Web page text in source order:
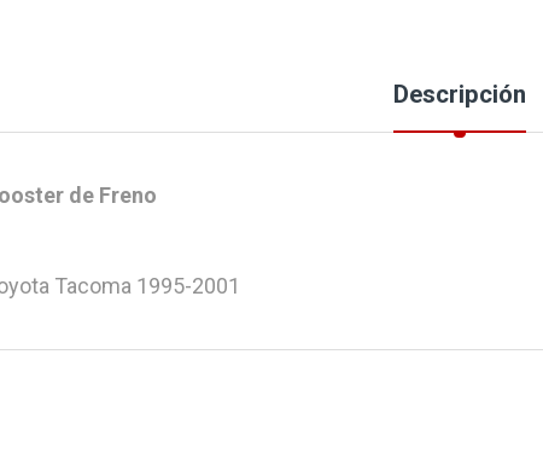
Descripción
de Freno
Tacoma 1995-2001